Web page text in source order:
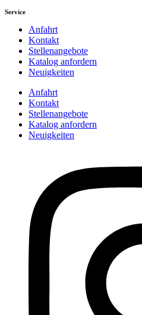
Service
Anfahrt
Kontakt
Stellenangebote
Katalog anfordern
Neuigkeiten
Anfahrt
Kontakt
Stellenangebote
Katalog anfordern
Neuigkeiten